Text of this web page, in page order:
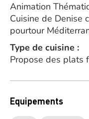
Animation
Cuisine de Denise
pourtour
Type de cuisine :
Propose des plats
Equipements